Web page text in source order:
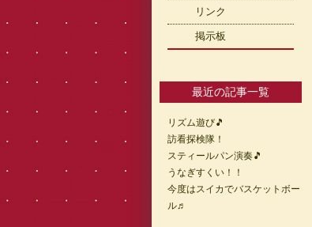
リンク
掲示板
最近の記事一覧
リズム遊び🎵
訪看探検隊！
スティールパン演奏🎵
うなぎすくい！！
今度はスイカでバスケットボー
ル♬